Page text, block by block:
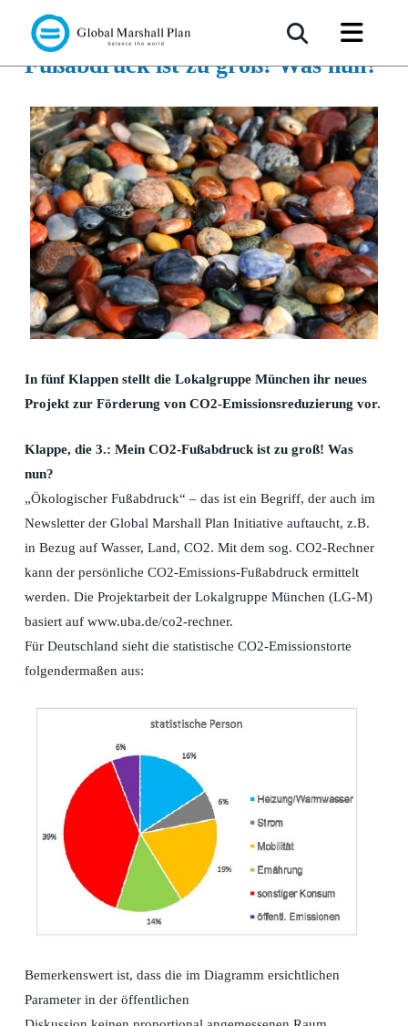
Klappe, die 3.: Mein CO2-
Fußabdruck ist zu groß! Was nun?
In fünf Klappen stellt die Lokalgruppe München ihr neues
Projekt zur Förderung von CO2-Emissionsreduzierung vor.
Klappe, die 3.: Mein CO2-Fußabdruck ist zu groß! Was
nun?
„Ökologischer Fußabdruck“ – das ist ein Begriff, der auch im
Newsletter der Global Marshall Plan Initiative auftaucht, z.B.
in Bezug auf Wasser, Land, CO2. Mit dem sog. CO2-Rechner
kann der persönliche CO2-Emissions-Fußabdruck ermittelt
werden. Die Projektarbeit der Lokalgruppe München (LG-M)
basiert auf www.uba.de/co2-rechner.
Für Deutschland sieht die statistische CO2-Emissionstorte
folgendermaßen aus:
Bemerkenswert ist, dass die im Diagramm ersichtlichen
Parameter in der öffentlichen